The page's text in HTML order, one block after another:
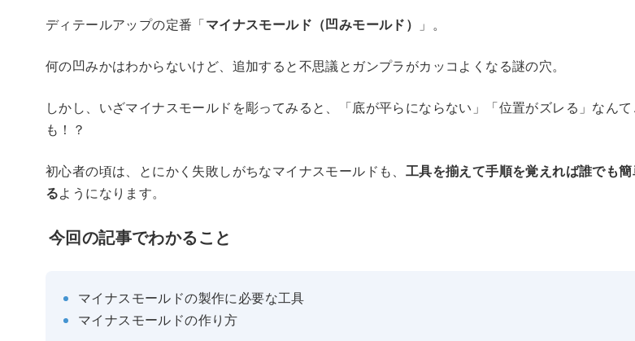
ディテールアップの定番「マイナスモールド（凹みモールド） 」。
何の凹みかはわからないけど、追加すると不思議とガンプラがカッコよくなる謎の穴。
しかし、いざマイナスモールドを彫ってみると、「底が平らにならない」「位置がズレる」なんて
も！？
初心者の頃は、とにかく失敗しがちなマイナスモールドも、 工具を揃えて手順を覚えれば誰でも
るようになります。
今回の記事でわかること
マイナスモールドの製作に必要な工具
マイナスモールドの作り方